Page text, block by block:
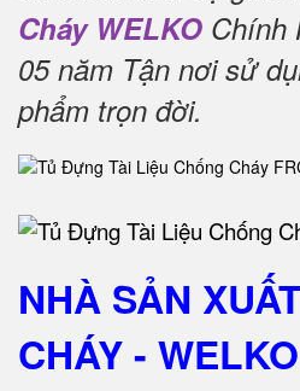
Cháy WELKO Chính
05 năm Tận nơi sử
phẩm trọn đời.
NHÀ SẢN
CHÁY- WELKO